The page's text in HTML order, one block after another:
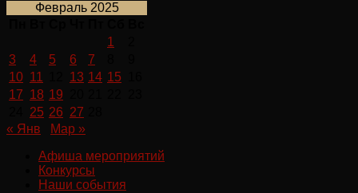
Февраль 2025
1
3
4 5 6 7
10 11 13 14 15
17 18 19
25 26 27
« Янв
Мар »
Афиша мероприятий
Конкурсы
Наши события